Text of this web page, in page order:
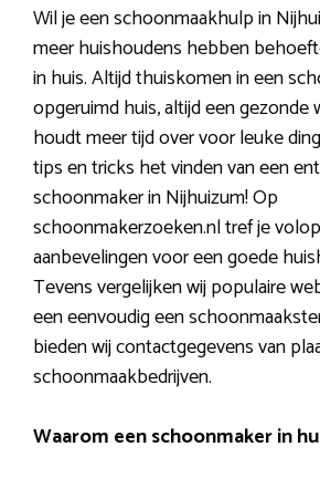
Wil je een schoonmaakhulp in
meer huishoudens hebben
in huis. Altijd thuiskomen in een
opgeruimd huis, altijd een gezonde
houdt meer tijd over voor leuke
tips en tricks het vinden van een
schoonmaker in Nijhuizum! Op
schoonmakerzoeken.nl tref je
aanbevelingen voor een goede
Tevens vergelijken wij populaire
een eenvoudig een
bieden wij contactgegevens van
schoonmaakbedrijven.
Waarom een schoonmaker in